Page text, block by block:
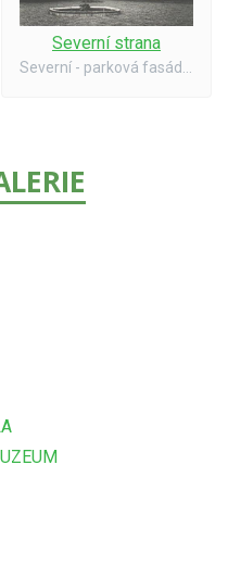
Severní strana